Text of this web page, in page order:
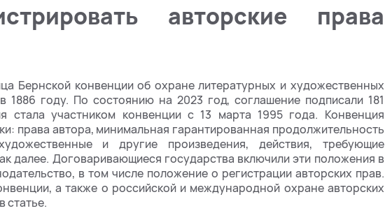
авторские права
Бернской конвенции об охране литературных и художественных
1886 году. По состоянию на 2023 год, соглашение подписали 181
стала участником конвенции с 13 марта 1995 года. Конвенция
права автора, минимальная гарантированная продолжительность
и другие произведения, действия, требующие
далее. Договаривающиеся государства включили эти положения в
в том числе положение о регистрации авторских прав.
а также о российской и международной охране авторских
статье.